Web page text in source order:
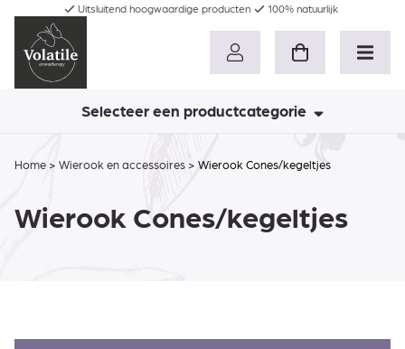
Uitsluitend hoogwaardige producten 100% natuurlijk
Selecteer een productcategorie
Home > Wierook en accessoires > Wierook Cones/kegeltjes
Wierook Cones/kegeltjes